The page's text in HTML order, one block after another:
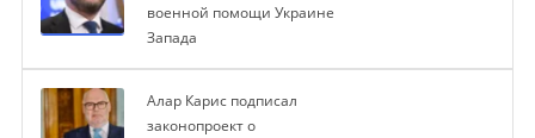
военной помощи Украине
Запада
Алар Карис подписал
законопроект о